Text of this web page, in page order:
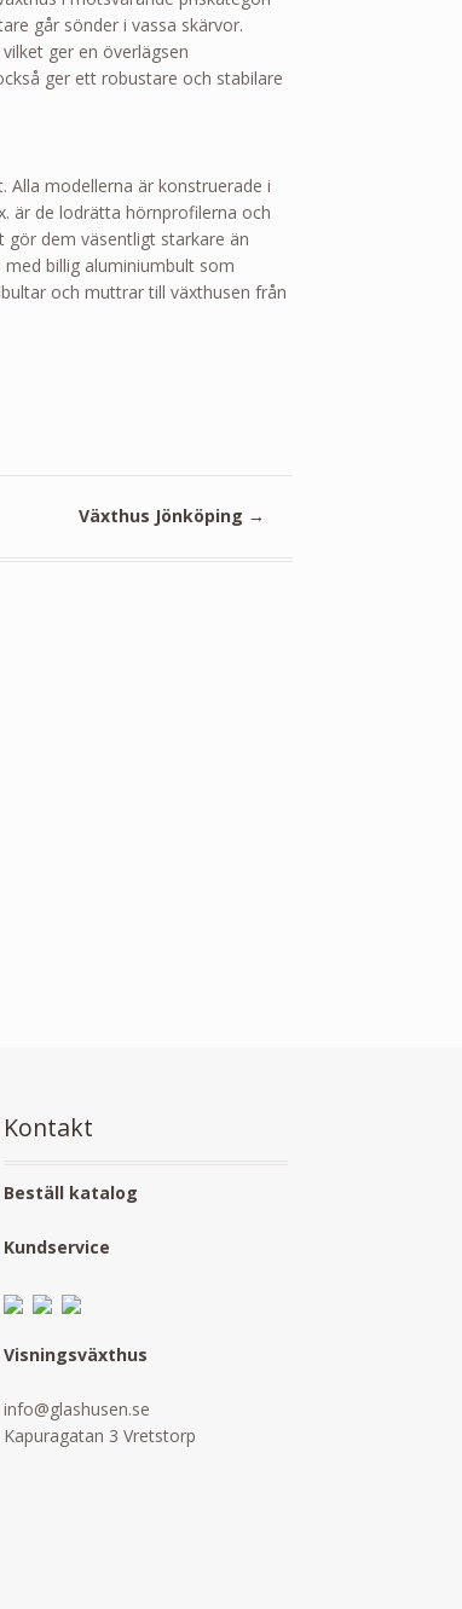
går sönder i vassa skärvor.
ger en överlägsen
ger ett robustare och stabilare
Alla modellerna är konstruerade i
är de lodrätta hörnprofilerna och
dem väsentligt starkare än
billig aluminiumbult som
och muttrar till växthusen från
Växthus Jönköping →
Kontakt
Beställ katalog
Kundservice
Visningsväxthus
info@glashusen.se
Kapuragatan 3 Vretstorp